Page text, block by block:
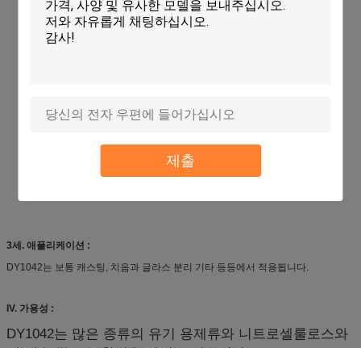
제출
3세. 애플리케이션 :
DY1042는 보통 캐스팅, 치음과 글라스 분리 기타 등등에서 적용됩니다.
IV. 가용성 :
DY1042는 많은 종류의 유기 용제류와 니트로셀룰로스와